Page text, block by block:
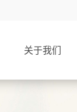
关于我们